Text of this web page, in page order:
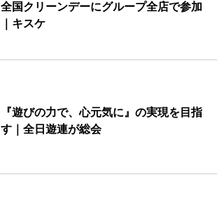
全国クリーンデーにグループ全店で参加
｜キスケ
『遊びの力で、心元気に』の実現を目指
す｜全日遊連が総会